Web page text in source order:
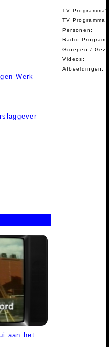
Werk
TV
TV Programma
Personen:
Radio
Groepen /
Videos:
Afbeeldingen:
aan het